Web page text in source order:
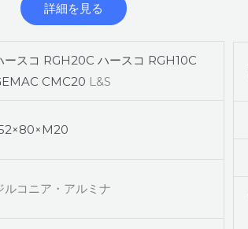
詳細を見る
ースコ RGH20C ハースコ RGH10C
CMC20 L&S
ルコニア・アルミナ